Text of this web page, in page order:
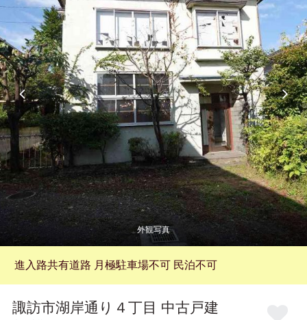
オーナー様
入居者様専用
解約のお申込み
企業情報
お問い合わせ
お気に入り 閲覧履歴
貸
パ
ー
ト
セ
ン
タ
ー
進入路共有道路 月極駐車場不可 民泊不可
諏訪市湖岸通り４丁目 中古戸建